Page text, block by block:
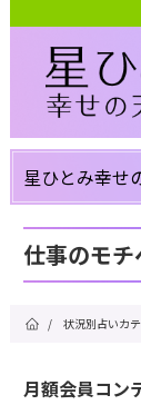
星ひとみ幸せ
仕事のモ
/ 状況別占いカ
月額会員コン